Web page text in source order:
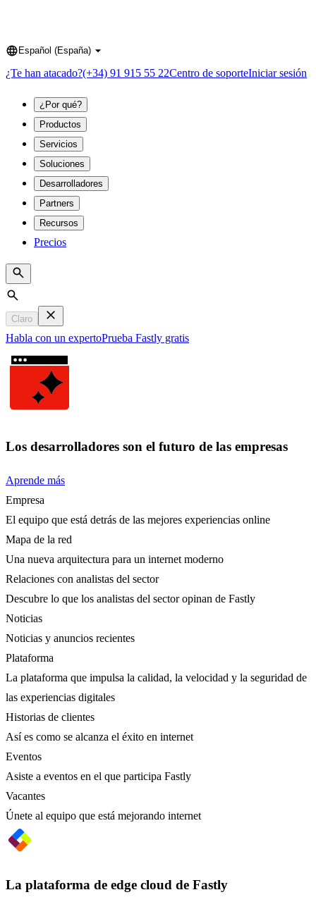
Language
Español (España)
¿Te han atacado?(+34) 91 915 55 22Centro de soporteIniciar sesión
¿Por qué?
Productos
Servicios
Soluciones
Desarrolladores
Partners
Recursos
Precios
Search
Claro
Habla con un expertoPrueba Fastly gratis
Los desarrolladores son el futuro de las empresas
Aprende más
Empresa
El equipo que está detrás de las mejores experiencias online
Mapa de la red
Una nueva arquitectura para un internet moderno
Relaciones con analistas del sector
Descubre lo que los analistas del sector opinan de Fastly
Noticias
Noticias y anuncios recientes
Plataforma
La plataforma que impulsa la calidad, la velocidad y la seguridad de
las experiencias digitales
Historias de clientes
Así es como se alcanza el éxito en internet
Eventos
Asiste a eventos en el que participa Fastly
Vacantes
Únete al equipo que está mejorando internet
La plataforma de edge cloud de Fastly